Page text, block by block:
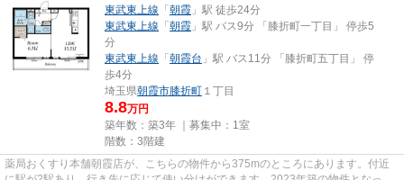
東武東上線 「 朝霞 」駅 徒歩24分
東武東上線 「 朝霞 」駅 バス9分 「膝折町一丁目」 停歩5
分
東武東上線 「 朝霞台 」駅 バス11分 「膝折町五丁目」 停
歩4分
埼玉県朝霞市膝折町 １丁目
8.8万円
築年数：築3年 ｜募集中： 1室
階数：3階建
薬局おくすり本舗朝霞店が、こちらの物件から375mのところにあります。付近